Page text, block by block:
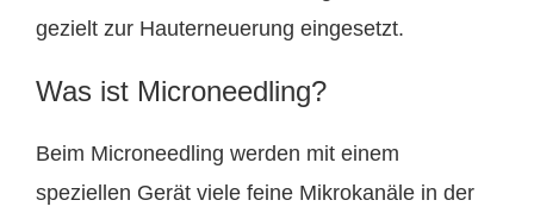
gezielt zur Hauterneuerung eingesetzt.
Was ist Microneedling?
Beim Microneedling werden mit einem
speziellen Gerät viele feine Mikrokanäle in der